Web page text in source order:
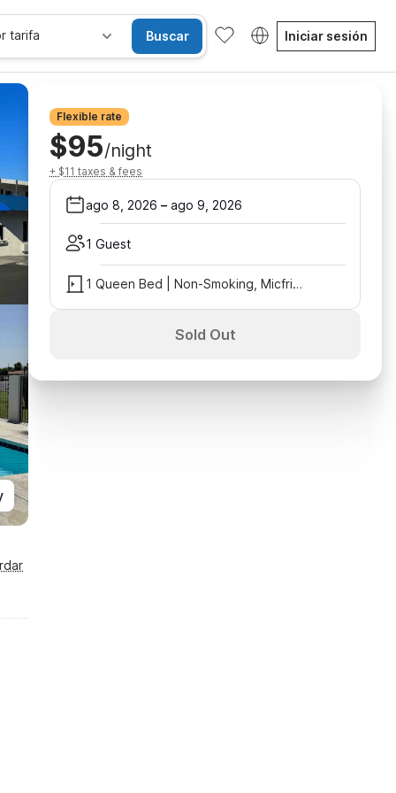
tarifa Buscar Iniciar sesión
Flexible rate
$95/night
+ $11 taxes & fees
ago 8, 2026 – ago 9, 2026
1 Guest
1 Queen Bed | Non-Smoking, Micfridge
Sold Out